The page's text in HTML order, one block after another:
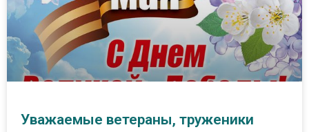
Уважаемые ветераны, труженики